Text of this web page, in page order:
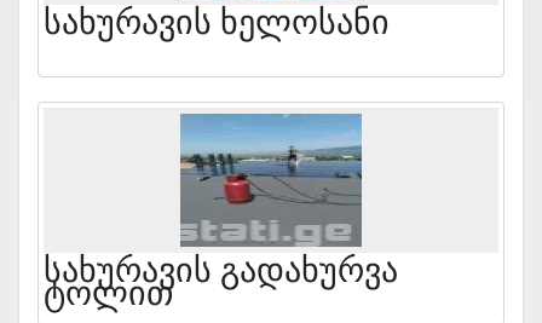
Სახურავის Ხელოსანი
Სახურავის Გადახურვა
Ტოლით